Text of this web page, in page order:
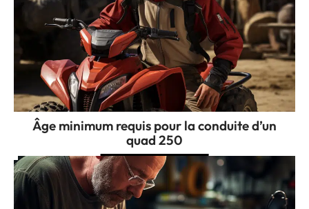
Âge minimum requis pour la conduite d’un
quad 250